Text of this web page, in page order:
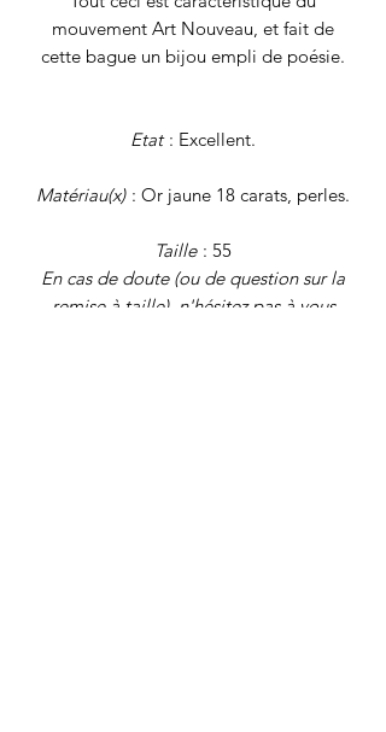
mouvement Art Nouveau, et fait de
cette bague un bijou empli de poésie.
Etat: Excellent.
Matériau(x) : Or jaune 18 carats, perles.
Taille : 55
En cas de doute (ou de question sur la
remise à taille), n'hésitez pas à vous